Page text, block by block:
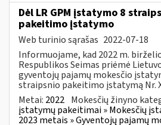
Dėl LR GPM įstatymo 8
pakeitimo įstatymo
Web turinio sąrašas 2022-07-18
Informuojame, kad 2022 m.
Respublikos Seimas priėmė
gyventojų pajamų mokesčio
straipsnio pakeitimo įstatymą Nr.
Metai: 2022 Mokesčių žinyno
įstatymų pakeitimai » Mokesčių
2023 metais » Gyventojų pajamų